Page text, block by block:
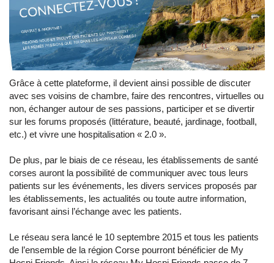
Grâce à cette plateforme, il devient ainsi possible de discuter
avec ses voisins de chambre, faire des rencontres, virtuelles ou
non, échanger autour de ses passions, participer et se divertir
sur les forums proposés (littérature, beauté, jardinage, football,
etc.) et vivre une hospitalisation « 2.0 ».
De plus, par le biais de ce réseau, les établissements de santé
corses auront la possibilité de communiquer avec tous leurs
patients sur les événements, les divers services proposés par
les établissements, les actualités ou toute autre information,
favorisant ainsi l’échange avec les patients.
Le réseau sera lancé le 10 septembre 2015 et tous les patients
de l’ensemble de la région Corse pourront bénéficier de My